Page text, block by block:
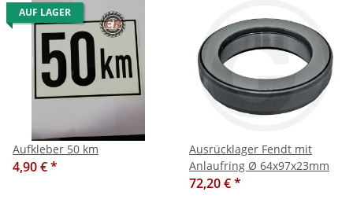
AUF LAGER
Aufkleber 50 km
4,90 €*
Ausrücklager Fendt mit
Anlaufring Ø 64x97x23mm
72,20 €*